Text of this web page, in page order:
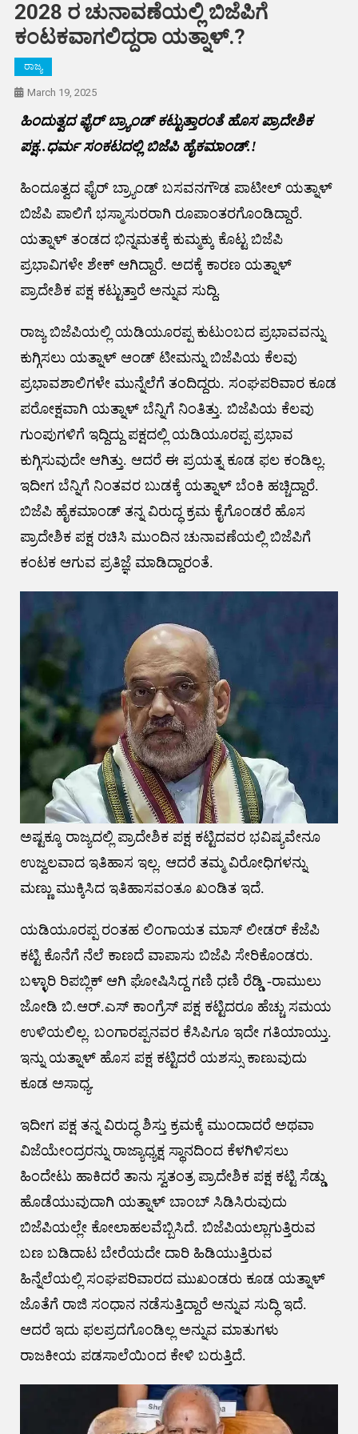
2028 ರ ಚುನಾವಣೆಯಲ್ಲಿ ಬಿಜೆಪಿಗೆ
ಕಂಟಕವಾಗಲಿದ್ದರಾ ಯತ್ನಾಳ್.?
ರಾಜ್ಯ
March 19, 2025
ಹಿಂದುತ್ವದ ಫೈರ್ ಬ್ರ್ಯಾಂಡ್ ಕಟ್ಟುತ್ತಾರಂತೆ ಹೊಸ ಪ್ರಾದೇಶಿಕ
ಪಕ್ಷ..ಧರ್ಮ ಸಂಕಟದಲ್ಲಿ ಬಿಜೆಪಿ ಹೈಕಮಾಂಡ್.!
ಹಿಂದೂತ್ವದ ಫೈರ್ ಬ್ರ್ಯಾಂಡ್ ಬಸವನಗೌಡ ಪಾಟೀಲ್ ಯತ್ನಾಳ್
ಬಿಜೆಪಿ ಪಾಲಿಗೆ ಭಸ್ಮಾಸುರರಾಗಿ ರೂಪಾಂತರಗೊಂಡಿದ್ದಾರೆ.
ಯತ್ನಾಳ್ ತಂಡದ ಭಿನ್ನಮತಕ್ಕೆ ಕುಮ್ಮಕ್ಕು ಕೊಟ್ಟ ಬಿಜೆಪಿ
ಪ್ರಭಾವಿಗಳೇ ಶೇಕ್ ಆಗಿದ್ದಾರೆ. ಅದಕ್ಕೆ ಕಾರಣ ಯತ್ನಾಳ್
ಪ್ರಾದೇಶಿಕ ಪಕ್ಷ ಕಟ್ಟುತ್ತಾರೆ ಅನ್ನುವ ಸುದ್ದಿ.
ರಾಜ್ಯ ಬಿಜೆಪಿಯಲ್ಲಿ ಯಡಿಯೂರಪ್ಪ ಕುಟುಂಬದ ಪ್ರಭಾವವನ್ನು
ಕುಗ್ಗಿಸಲು ಯತ್ನಾಳ್ ಆಂಡ್ ಟೀಮನ್ನು ಬಿಜೆಪಿಯ ಕೆಲವು
ಪ್ರಭಾವಶಾಲಿಗಳೇ ಮುನ್ನೆಲೆಗೆ ತಂದಿದ್ದರು. ಸಂಘಪರಿವಾರ ಕೂಡ
ಪರೋಕ್ಷವಾಗಿ ಯತ್ನಾಳ್ ಬೆನ್ನಿಗೆ ನಿಂತಿತ್ತು. ಬಿಜೆಪಿಯ ಕೆಲವು
ಗುಂಪುಗಳಿಗೆ ಇದ್ದಿದ್ದು ಪಕ್ಷದಲ್ಲಿ ಯಡಿಯೂರಪ್ಪ ಪ್ರಭಾವ
ಕುಗ್ಗಿಸುವುದೇ ಆಗಿತ್ತು. ಆದರೆ ಈ ಪ್ರಯತ್ನ ಕೂಡ ಫಲ ಕಂಡಿಲ್ಲ.
ಇದೀಗ ಬೆನ್ನಿಗೆ ನಿಂತವರ ಬುಡಕ್ಕೆ ಯತ್ನಾಳ್ ಬೆಂಕಿ ಹಚ್ಚಿದ್ದಾರೆ.
ಬಿಜೆಪಿ ಹೈಕಮಾಂಡ್ ತನ್ನ ವಿರುದ್ಧ ಕ್ರಮ ಕೈಗೊಂಡರೆ ಹೊಸ
ಪ್ರಾದೇಶಿಕ ಪಕ್ಷ ರಚಿಸಿ ಮುಂದಿನ ಚುನಾವಣೆಯಲ್ಲಿ ಬಿಜೆಪಿಗೆ
ಕಂಟಕ ಆಗುವ ಪ್ರತಿಜ್ಞೆ ಮಾಡಿದ್ದಾರಂತೆ.
ಅಷ್ಟಕ್ಕೂ ರಾಜ್ಯದಲ್ಲಿ ಪ್ರಾದೇಶಿಕ ಪಕ್ಷ ಕಟ್ಟಿದವರ ಭವಿಷ್ಯವೇನೂ
ಉಜ್ವಲವಾದ ಇತಿಹಾಸ ಇಲ್ಲ. ಆದರೆ ತಮ್ಮ ವಿರೋಧಿಗಳನ್ನು
ಮಣ್ಣು ಮುಕ್ಕಿಸಿದ ಇತಿಹಾಸವಂತೂ ಖಂಡಿತ ಇದೆ.
ಯಡಿಯೂರಪ್ಪ ರಂತಹ ಲಿಂಗಾಯತ ಮಾಸ್ ಲೀಡರ್ ಕೆಜೆಪಿ
ಕಟ್ಟಿ ಕೊನೆಗೆ ನೆಲೆ ಕಾಣದೆ ವಾಪಾಸು ಬಿಜೆಪಿ ಸೇರಿಕೊಂಡರು.
ಬಳ್ಳಾರಿ ರಿಪಬ್ಲಿಕ್ ಆಗಿ ಘೋಷಿಸಿದ್ದ ಗಣಿ ಧಣಿ ರೆಡ್ಡಿ -ರಾಮುಲು
ಜೋಡಿ ಬಿ.ಆರ್.ಎಸ್ ಕಾಂಗ್ರೆಸ್ ಪಕ್ಷ ಕಟ್ಟಿದರೂ ಹೆಚ್ಚು ಸಮಯ
ಉಳಿಯಲಿಲ್ಲ. ಬಂಗಾರಪ್ಪನವರ ಕೆಸಿಪಿಗೂ ಇದೇ ಗತಿಯಾಯ್ತು.
ಇನ್ನು ಯತ್ನಾಳ್ ಹೊಸ ಪಕ್ಷ ಕಟ್ಟಿದರೆ ಯಶಸ್ಸು ಕಾಣುವುದು
ಕೂಡ ಅಸಾಧ್ಯ.
ಇದೀಗ ಪಕ್ಷ ತನ್ನ ವಿರುದ್ಧ ಶಿಸ್ತು ಕ್ರಮಕ್ಕೆ ಮುಂದಾದರೆ ಅಥವಾ
ವಿಜೆಯೇಂದ್ರರನ್ನು ರಾಜ್ಯಾಧ್ಯಕ್ಷ ಸ್ಥಾನದಿಂದ ಕೆಳಗಿಳಿಸಲು
ಹಿಂದೇಟು ಹಾಕಿದರೆ ತಾನು ಸ್ವತಂತ್ರ ಪ್ರಾದೇಶಿಕ ಪಕ್ಷ ಕಟ್ಟಿ ಸೆಡ್ಡು
ಹೊಡೆಯುವುದಾಗಿ ಯತ್ನಾಳ್ ಬಾಂಬ್ ಸಿಡಿಸಿರುವುದು
ಬಿಜೆಪಿಯಲ್ಲೇ ಕೋಲಾಹಲವೆಬ್ಬಿಸಿದೆ. ಬಿಜೆಪಿಯಲ್ಲಾಗುತ್ತಿರುವ
ಬಣ ಬಡಿದಾಟ ಬೇರೆಯದೇ ದಾರಿ ಹಿಡಿಯುತ್ತಿರುವ
ಹಿನ್ನೆಲೆಯಲ್ಲಿ ಸಂಘಪರಿವಾರದ ಮುಖಂಡರು ಕೂಡ ಯತ್ನಾಳ್
ಜೊತೆಗೆ ರಾಜಿ ಸಂಧಾನ ನಡೆಸುತ್ತಿದ್ದಾರೆ ಅನ್ನುವ ಸುದ್ಧಿ ಇದೆ.
ಆದರೆ ಇದು ಫಲಪ್ರದಗೊಂಡಿಲ್ಲ ಅನ್ನುವ ಮಾತುಗಳು
ರಾಜಕೀಯ ಪಡಸಾಲೆಯಿಂದ ಕೇಳಿ ಬರುತ್ತಿದೆ.